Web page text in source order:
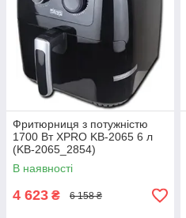
Фритюрниця з потужністю
1700 Вт XPRO KB-2065 6 л
(KB-2065_2854)
В наявності
4 623 ₴ 6 158 ₴